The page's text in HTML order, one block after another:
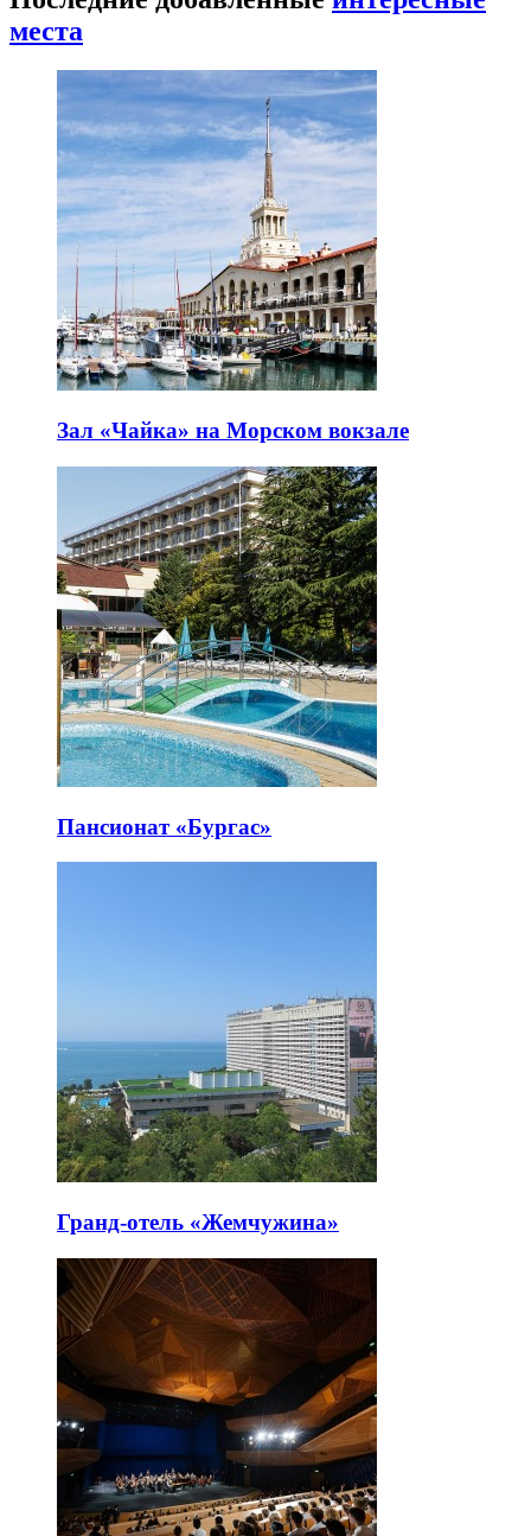
места
Зал «Чайка» на Морском вокзале
Пансионат «Бургас»
Гранд-отель «Жемчужина»